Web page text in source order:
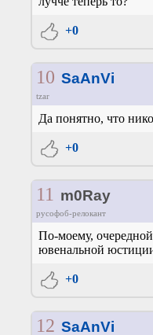
+0
10 SaAnVi
tzar
Да понятно, что
+0
11 m0Ray
русофоб-релокант
По-моему,
ювенальной
+0
12 SaAnVi